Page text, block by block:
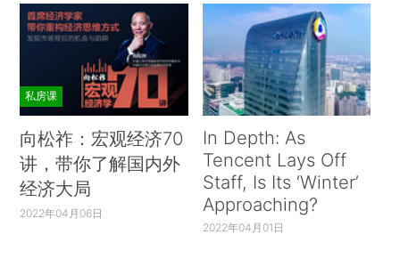
私房课
向松祚：宏观经济70
讲，带你了解国内外
经济大局
2022年04月06日
In Depth: As
Tencent Lays Off
Staff, Is Its ‘Winter’
Approaching?
2022年04月01日